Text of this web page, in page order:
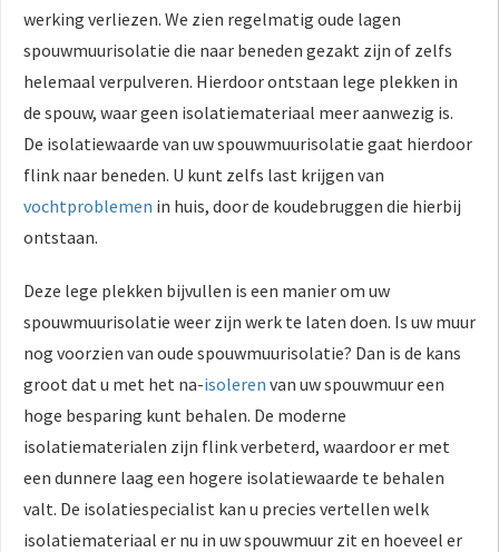
werking verliezen. We zien regelmatig oude lagen
spouwmuurisolatie die naar beneden gezakt zijn of zelfs
helemaal verpulveren. Hierdoor ontstaan lege plekken in
de spouw, waar geen isolatiemateriaal meer aanwezig is.
De isolatiewaarde van uw spouwmuurisolatie gaat hierdoor
flink naar beneden. U kunt zelfs last krijgen van
vochtproblemen in huis, door de koudebruggen die hierbij
ontstaan.
Deze lege plekken bijvullen is een manier om uw
spouwmuurisolatie weer zijn werk te laten doen. Is uw muur
nog voorzien van oude spouwmuurisolatie? Dan is de kans
groot dat u met het na-isoleren van uw spouwmuur een
hoge besparing kunt behalen. De moderne
isolatiematerialen zijn flink verbeterd, waardoor er met
een dunnere laag een hogere isolatiewaarde te behalen
valt. De isolatiespecialist kan u precies vertellen welk
isolatiemateriaal er nu in uw spouwmuur zit en hoeveel er